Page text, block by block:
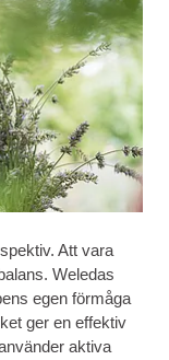
Att vara
Weledas
egen förmåga
ger en effektiv
aktiva